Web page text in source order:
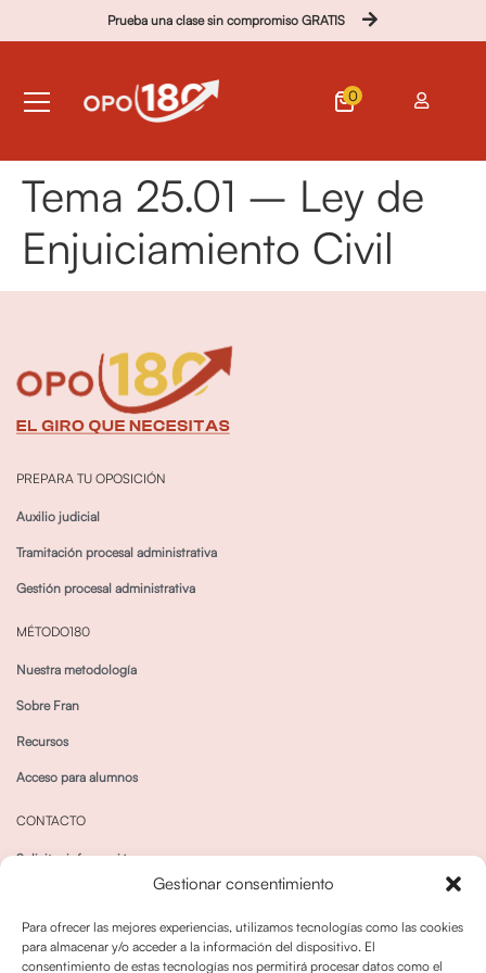
Gestionar consentimiento
Para ofrecer las mejores experiencias, utilizamos tecnologías como las cookies
para almacenar y/o acceder a la información del dispositivo. El
consentimiento de estas tecnologías nos permitirá procesar datos como el
Prueba una clase sin compromiso GRATIS
0
Tema 25.01 – Ley de
Enjuiciamiento Civil
PREPARA TU OPOSICIÓN
Auxilio judicial
Tramitación procesal administrativa
Gestión procesal administrativa
MÉTODO180
Nuestra metodología
Sobre Fran
Recursos
Acceso para alumnos
CONTACTO
Solicitar información